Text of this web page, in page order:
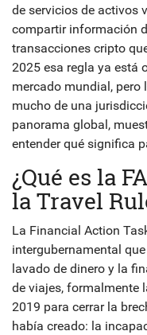
de servicios de activos
compartir información
transacciones cripto
2025 esa regla ya está
mercado mundial, pero
mucho de una
panorama global,
entender qué significa
¿Qué es la
la Travel
La Financial Action
intergubernamental
lavado de dinero y la
de viajes, formalmente
2019 para cerrar la
había creado: la